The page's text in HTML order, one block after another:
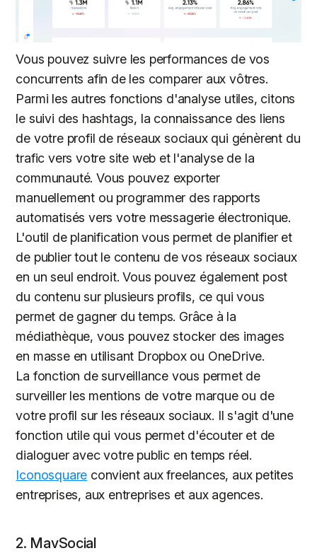
Vous pouvez suivre les performances de vos
concurrents afin de les comparer aux vôtres.
Parmi les autres fonctions d'analyse utiles, citons
le suivi des hashtags, la connaissance des liens
de votre profil de réseaux sociaux qui génèrent du
trafic vers votre site web et l'analyse de la
communauté. Vous pouvez exporter
manuellement ou programmer des rapports
automatisés vers votre messagerie électronique.
L'outil de planification vous permet de planifier et
de publier tout le contenu de vos réseaux sociaux
en un seul endroit. Vous pouvez également post
du contenu sur plusieurs profils, ce qui vous
permet de gagner du temps. Grâce à la
médiathèque, vous pouvez stocker des images
en masse en utilisant Dropbox ou OneDrive.
La fonction de surveillance vous permet de
surveiller les mentions de votre marque ou de
votre profil sur les réseaux sociaux. Il s'agit d'une
fonction utile qui vous permet d'écouter et de
dialoguer avec votre public en temps réel.
Iconosquare convient aux freelances, aux petites
entreprises, aux entreprises et aux agences.
2. MavSocial